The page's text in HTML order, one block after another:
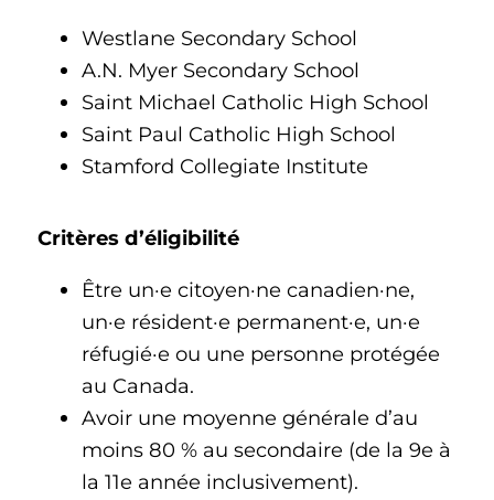
Westlane Secondary School
A.N. Myer Secondary School
Saint Michael Catholic High School
Saint Paul Catholic High School
Stamford Collegiate Institute
Critères d’éligibilité
Être un·e citoyen·ne canadien·ne,
un·e résident·e permanent·e, un·e
réfugié·e ou une personne protégée
au Canada.
Avoir une moyenne générale d’au
moins 80 % au secondaire (de la 9e à
la 11e année inclusivement).